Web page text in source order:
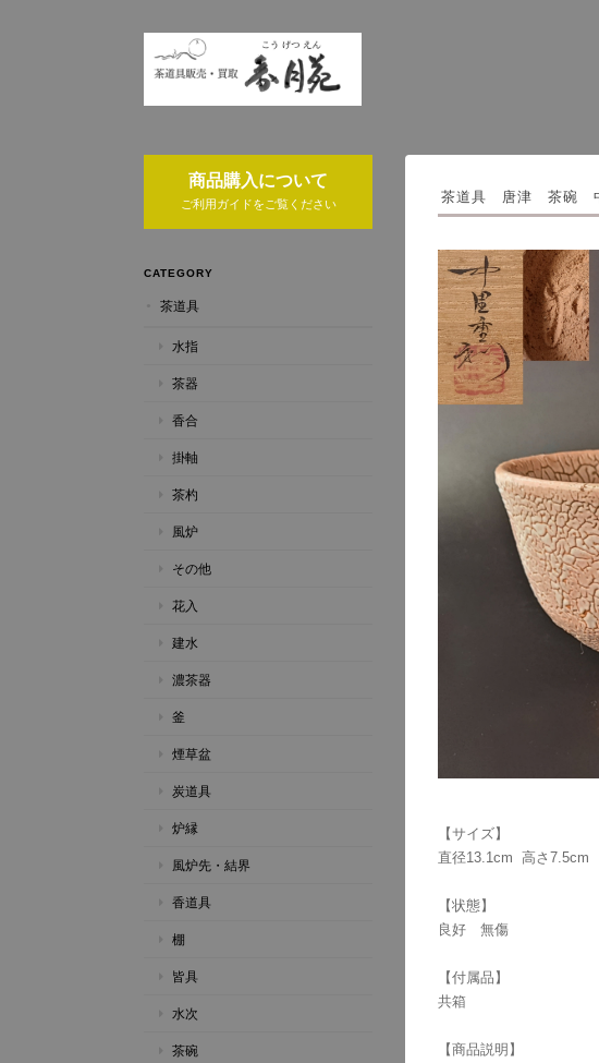
茶道具 唐津 茶碗
【サイズ】
直径13.1cm 高さ7.5cm
【状態】
良好 無傷
【付属品】
共箱
【商品説明】
商品購入について
ご利用ガイドをご覧ください
CATEGORY
茶道具
水指
茶器
香合
掛軸
茶杓
風炉
その他
花入
建水
濃茶器
釜
煙草盆
炭道具
炉縁
風炉先・結界
香道具
棚
皆具
水次
茶碗